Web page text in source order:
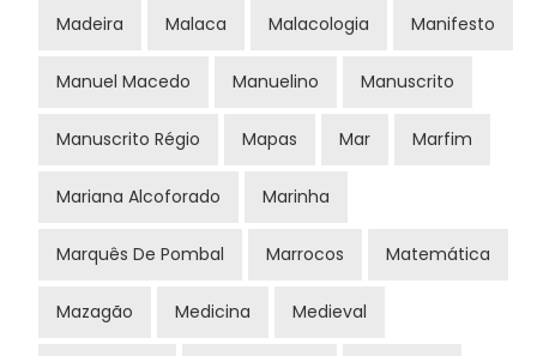
Madeira Malaca Malacologia Manifesto
Manuel Macedo Manuelino Manuscrito
Manuscrito Régio Mapas Mar Marfim
Mariana Alcoforado Marinha
Marquês De Pombal Marrocos Matemática
Mazagão Medicina Medieval